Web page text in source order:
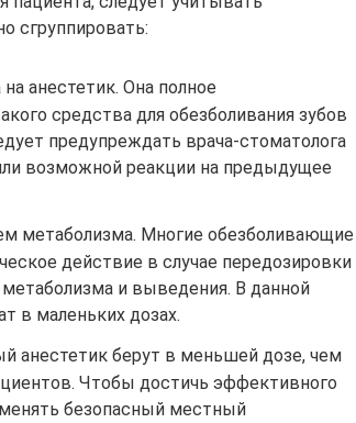
сгруппировать:
анестетик. Она полное
средства для обезболивания зубов
предупреждать врача-стоматолога
возможной реакции на предыдущее
метаболизма. Многие обезболивающие
действие в случае передозировки
и выведения. В данной
в маленьких дозах.
анестетик берут в меньшей дозе, чем
Чтобы достичь эффективного
безопасный местный